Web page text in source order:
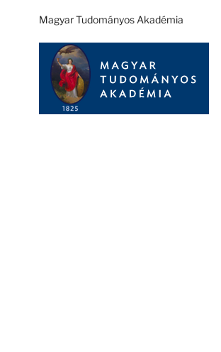
Magyar Tudományos Akadémia